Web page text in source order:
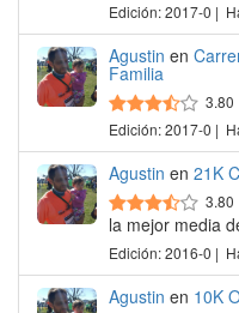
Edición: 2017-0 |
Agustin en
Familia
3.80
Edición: 2017-0 |
Agustin en 21K
3.80
la mejor media
Edición: 2016-0 |
Agustin en 10K